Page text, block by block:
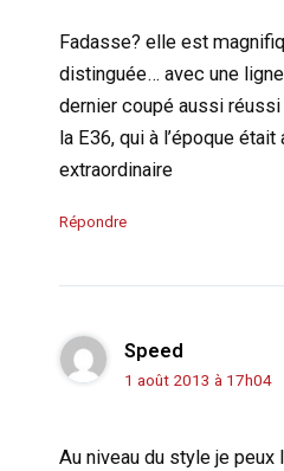
Fadasse? elle est
distinguée… avec une
dernier coupé aussi
la E36, qui à l’époque
extraordinaire
Répondre
Speed
1 août 2013 à 17h04
Au niveau du style je peux